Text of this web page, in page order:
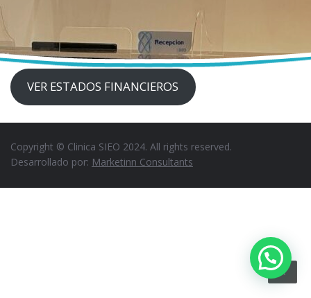
VER ESTADOS FINANCIEROS
Copyright © Clinica SIEO 2024. All rights reserved.
Desarrollado por: Marketinn Consultants